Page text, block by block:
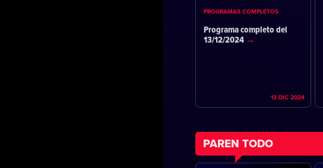
PROGRAMAS COMPLETOS
Programa completo del
13/12/2024
13 DIC 2024
PAREN TODO